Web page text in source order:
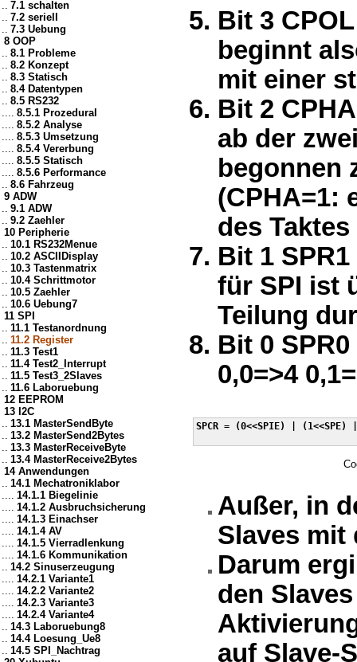
.. 7.1 schalten
.. 7.2 seriell
.. 7.3 Uebung
8 OOP
.. 8.1 Probleme
.. 8.2 Konzept
.. 8.3 Statisch
.. 8.4 Datentypen
.. 8.5 RS232
.... 8.5.1 Prozedural
.... 8.5.2 Analyse
.... 8.5.3 Umsetzung
.... 8.5.4 Vererbung
.... 8.5.5 Statisch
.... 8.5.6 Performance
.. 8.6 Fahrzeug
9 ADW
.. 9.1 ADW
.. 9.2 Zaehler
10 Peripherie
.. 10.1 RS232Menue
.. 10.2 ASCIIDisplay
.. 10.3 Tastenmatrix
.. 10.4 Schrittmotor
.. 10.5 Zaehler
.. 10.6 Uebung7
11 SPI
.. 11.1 Testanordnung
.. 11.2 Register
.. 11.3 Test1
.. 11.4 Test2_Interrupt
.. 11.5 Test3_2Slaves
.. 11.6 Laboruebung
12 EEPROM
13 I2C
.. 13.1 MasterSendByte
.. 13.2 MasterSend2Bytes
.. 13.3 MasterReceiveByte
.. 13.4 MasterReceive2Bytes
14 Anwendungen
.. 14.1 Mechatroniklabor
.... 14.1.1 Biegelinie
.... 14.1.2 Ausbruchsicherung
.... 14.1.3 Einachser
.... 14.1.4 AV
.... 14.1.5 Vierradlenkung
.... 14.1.6 Kommunikation
.. 14.2 Sinuserzeugung
.... 14.2.1 Variante1
.... 14.2.2 Variante2
.... 14.2.3 Variante3
.... 14.2.4 Variante4
.. 14.3 Laboruebung8
.. 14.4 Loesung_Ue8
.. 14.5 SPI_Nachtrag
Bit 3
beginnt
mit einer
Bit 2
ab der
begonnen
(CPHA=1:
des
Bit 1
für SPI ist
Teilung
Bit 0
0,0=>4
SPCR = (0<<SPIE) | (1<<SPE)
Außer, in
Slaves mit
Darum
den
auf Slave-